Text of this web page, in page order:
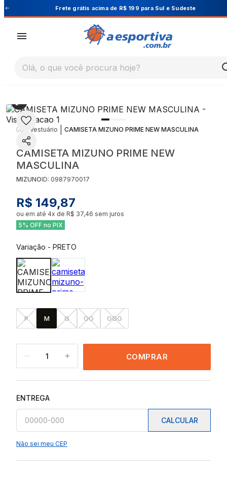
Cupom PRIMEIRA10 para 10% OFF na 1ª compra
Olá, o que você procura hoje?
Vestuário CAMISETA MIZUNO PRIME NEW MASCULINA
CAMISETA MIZUNO PRIME NEW
MASCULINA
MIZUNOID: 0987970017
R$ 149,87
ou em até 4x de R$ 37,46 sem juros
5% OFF no PIX
Variação - PRETO
P M G GG GGG
1 COMPRAR
ENTREGA
CALCULAR
Não sei meu CEP